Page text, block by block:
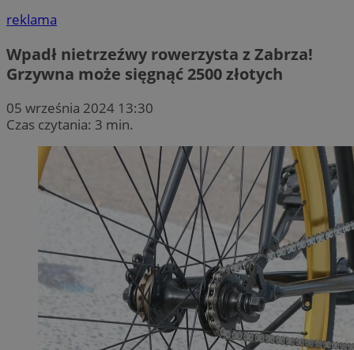
reklama
Wpadł nietrzeźwy rowerzysta z Zabrza!
Grzywna może sięgnąć 2500 złotych
05 września 2024 13:30
Czas czytania: 3 min.